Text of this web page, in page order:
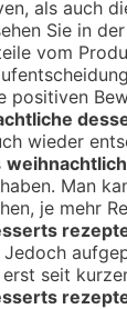
als auch
Sie in
vom
positiven
wieder
Man
je mehr
seit